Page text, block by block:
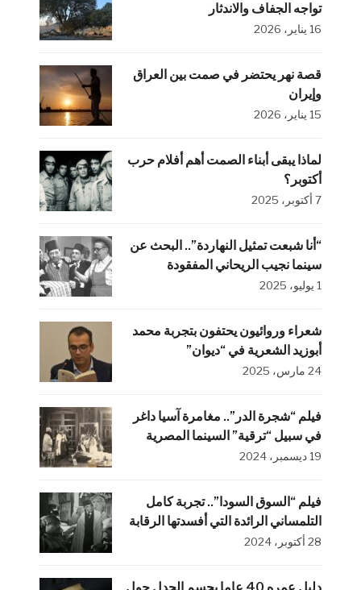
تواجه الجفاف والاندثار
16 يناير، 2026
قصة نهر يحتضر في صمت بين العراق
وإيران
15 يناير، 2026
لماذا يبقى أبناء الصمت أهم أفلام حرب
أكتوبر؟
7 أكتوبر، 2025
“أنا شبعت تمثيل النهاردة”.. البحث عن
سينما نجيب الريحاني المفقودة
1 يوليو، 2025
شعراء وروائيون يحتفون بتجربة محمد
أبوزيد الشعرية في “ديوان”
24 مارس، 2025
فيلم “شجرة الدر”.. مغامرة آسيا داغر
في سبيل “ترقية” السينما المصرية
19 ديسمبر، 2024
فيلم “السوق السودا”.. تجربة كامل
التلمساني الرائدة التي أفسدتها الرقابة
28 أكتوبر، 2024